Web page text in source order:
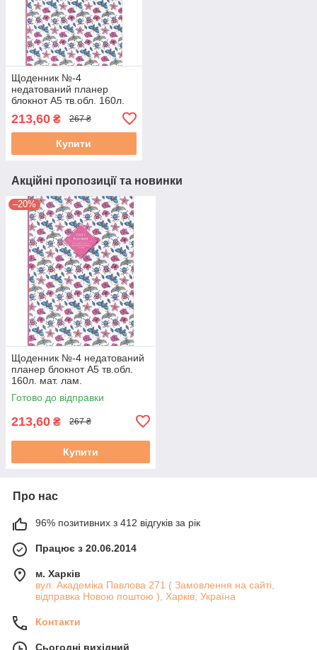
Щоденник №-4
недатований планер
блокнот А5 тв.обл. 160л.
213,60 ₴ 267 ₴
Купити
Акційні пропозиції та новинки
–20%
Щоденник №-4 недатований
планер блокнот А5 тв.обл.
160л. мат. лам.
Готово до відправки
213,60 ₴ 267 ₴
Купити
Про нас
96% позитивних з 412 відгуків за рік
Працює з 20.06.2014
м. Харків
вул. Академіка Павлова 271 ( Замовлення на сайті,
відправка Новою поштою ), Харків, Україна
Контакти
Сьогодні вихідний